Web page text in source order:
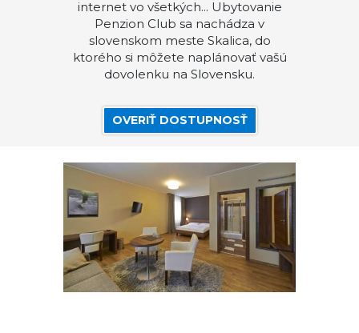
internet vo všetkých... Ubytovanie
Penzion Club sa nachádza v
slovenskom meste Skalica, do
ktorého si môžete naplánovať vašú
dovolenku na Slovensku.
OVERIŤ DOSTUPNOSŤ